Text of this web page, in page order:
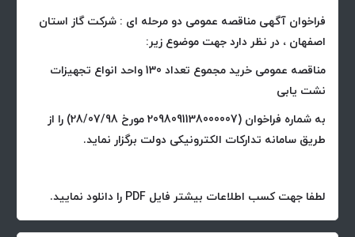
فراخوان آگهی مناقصه عمومی دو مرحله ای : شرکت گاز استان
اصفهان ، در نظر دارد جهت موضوع زیر:
مناقصه عمومی خرید مجموع تعداد 130 واحد انواع تجهیزات
نشت یابی
به شماره فراخوان (2098091138000007 مورخ 28/07/98) را از
طریق سامانه تدارکات الکترونیکی دولت برگزار نماید.
لطفا جهت کسب اطلاعات بیشتر فایل PDF را دانلود نمایید.